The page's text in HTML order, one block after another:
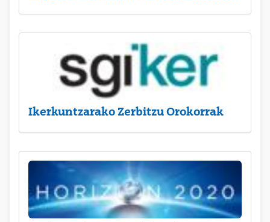
Ikerkuntzarako Zerbitzu Orokorrak